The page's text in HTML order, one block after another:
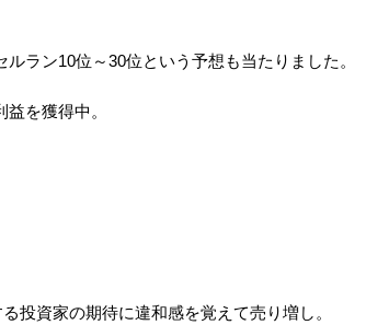
ラン10位～30位という予想も当たりました。
を獲得中。
投資家の期待に違和感を覚えて売り増し。